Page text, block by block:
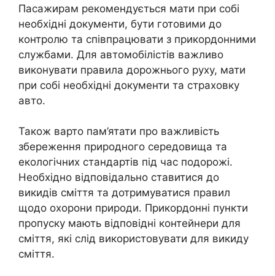
Пасажирам рекомендується мати при собі
необхідні документи, бути готовими до
контролю та співпрацювати з прикордонними
службами. Для автомобілістів важливо
виконувати правила дорожнього руху, мати
при собі необхідні документи та страховку
авто.
Також варто пам’ятати про важливість
збереження природного середовища та
екологічних стандартів під час подорожі.
Необхідно відповідально ставитися до
викидів сміття та дотримуватися правил
щодо охорони природи. Прикордонні пункти
пропуску мають відповідні контейнери для
сміття, які слід використовувати для викиду
сміття.